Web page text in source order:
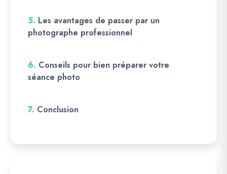
5. Les avantages de passer par un
photographe professionnel
6. Conseils pour bien préparer votre
séance photo
7. Conclusion